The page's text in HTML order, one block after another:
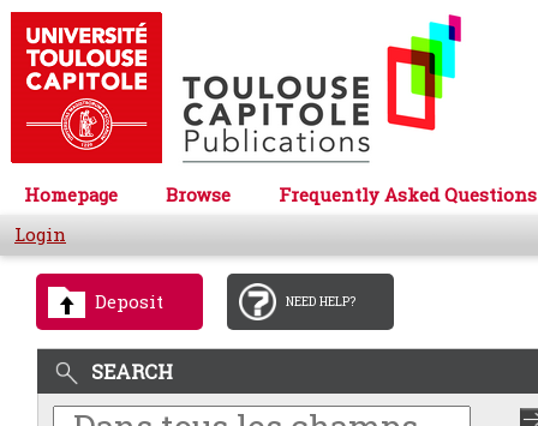
Homepage Browse
Frequently Asked Questions
Login
Deposit NEED HELP?
SEARCH